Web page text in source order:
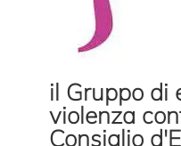
il Gruppo di
violenza
Consiglio